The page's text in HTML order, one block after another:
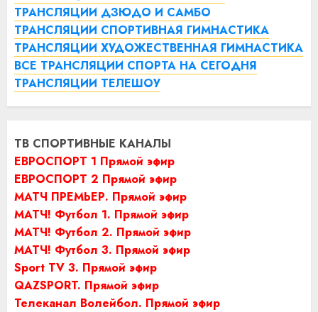
ТРАНСЛЯЦИИ ДЗЮДО И САМБО
ТРАНСЛЯЦИИ СПОРТИВНАЯ ГИМНАСТИКА
ТРАНСЛЯЦИИ ХУДОЖЕСТВЕННАЯ ГИМНАСТИКА
ВСЕ ТРАНСЛЯЦИИ СПОРТА НА СЕГОДНЯ
ТРАНСЛЯЦИИ ТЕЛЕШОУ
ТВ СПОРТИВНЫЕ КАНАЛЫ
ЕВРОСПОРТ 1 Прямой эфир
ЕВРОСПОРТ 2 Прямой эфир
МАТЧ ПРЕМЬЕР. Прямой эфир
МАТЧ! Футбол 1. Прямой эфир
МАТЧ! Футбол 2. Прямой эфир
МАТЧ! Футбол 3. Прямой эфир
Sport TV 3. Прямой эфир
QAZSPORT. Прямой эфир
Телеканал Волейбол. Прямой эфир